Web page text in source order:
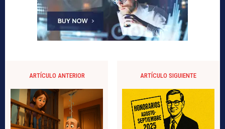
ARTÍCULO ANTERIOR ARTÍCULO SIGUIENTE